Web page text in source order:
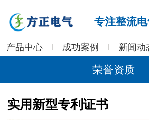
专注整流
产品中心 成功案例 新闻动
荣誉资质
实用新型专利证书